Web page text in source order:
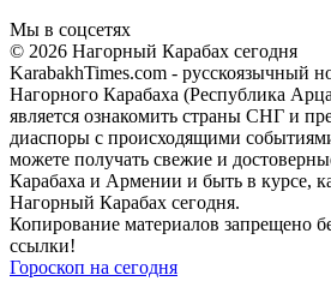
Мы в соцсетях
© 2026 Нагорный Карабах сегодня
KarabakhTimes.com - русскоязычный
Нагорного Карабаха (Республика
является ознакомить страны СНГ и
диаспоры с происходящими
можете получать свежие и
Карабаха и Армении и быть в курсе,
Нагорный Карабах сегодня.
Копирование материалов запрещено
ссылки!
Гороскоп на сегодня